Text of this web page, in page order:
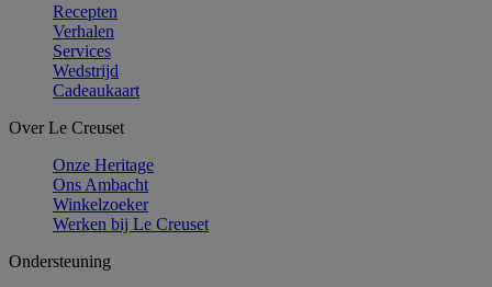
Recepten
Verhalen
Services
Wedstrijd
Cadeaukaart
Over Le Creuset
Onze Heritage
Ons Ambacht
Winkelzoeker
Werken bij Le Creuset
Ondersteuning